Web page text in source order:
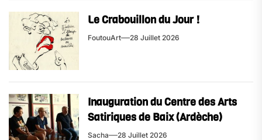
Le Crabouillon du Jour !
FoutouArt 28 Juillet 2026
Inauguration du Centre des Arts
Satiriques de Baix (Ardèche)
Sacha 28 Juillet 2026